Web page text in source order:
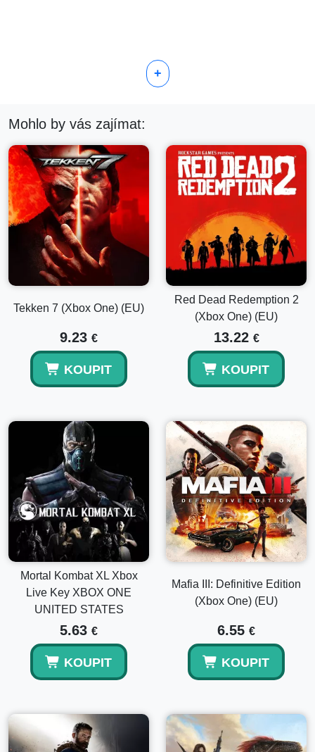
+
Mohlo by vás zajímat:
Tekken 7 (Xbox One) (EU)
9.23 €
KOUPIT
Red Dead Redemption 2
(Xbox One) (EU)
13.22 €
KOUPIT
Mortal Kombat XL Xbox
Live Key XBOX ONE
UNITED STATES
5.63 €
KOUPIT
Mafia III: Definitive Edition
(Xbox One) (EU)
6.55 €
KOUPIT